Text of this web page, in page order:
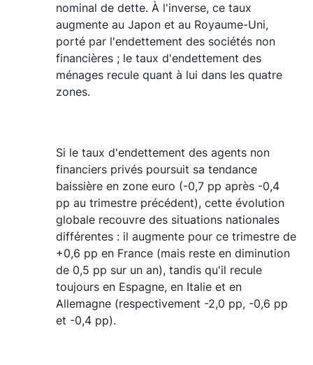
nominal de dette. À l'inverse, ce taux
augmente au Japon et au Royaume-Uni,
porté par l'endettement des sociétés non
financières ; le taux d'endettement des
ménages recule quant à lui dans les quatre
zones.
Si le taux d'endettement des agents non
financiers privés poursuit sa tendance
baissière en zone euro (-0,7 pp après -0,4
pp au trimestre précédent), cette évolution
globale recouvre des situations nationales
différentes : il augmente pour ce trimestre de
+0,6 pp en France (mais reste en diminution
de 0,5 pp sur un an), tandis qu'il recule
toujours en Espagne, en Italie et en
Allemagne (respectivement -2,0 pp, -0,6 pp
et -0,4 pp).